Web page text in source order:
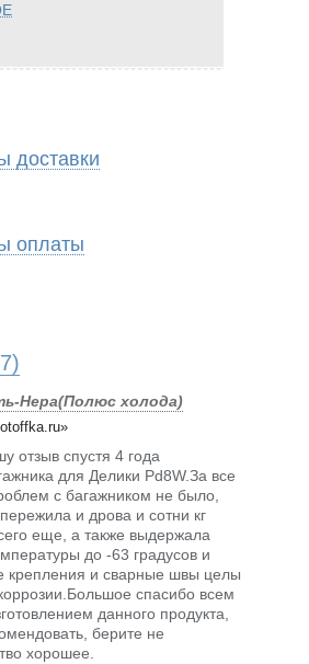
доставки
оплаты
Нера(Полюс холода)
отзыв спустя 4 года
для Делики Pd8W.За все
с багажником не было,
и дрова и сотни кг
еще, а также выдержала
до -63 градусов и
крепления и сварные швы целы
спасибо всем
данного продукта,
берите не
хорошее.